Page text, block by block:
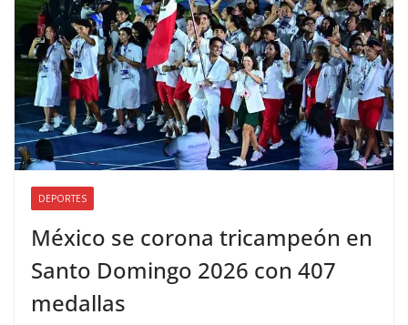
DEPORTES
México se corona tricampeón en
Santo Domingo 2026 con 407
medallas